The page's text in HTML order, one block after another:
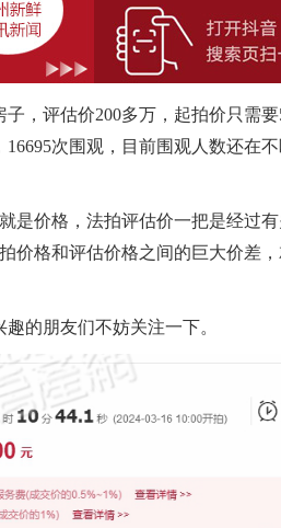
，评估价200多万，起拍价只需要
次围观，目前围观人数还在
价格，法拍评估价一把是经过有
价格和评估价格之间的巨大价差
的朋友们不妨关注一下。